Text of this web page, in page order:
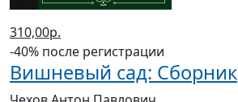
310,00р.
-40% после регистрации
Вишневый сад: Сборник